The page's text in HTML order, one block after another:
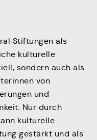
Stiftungen als
kulturelle
sondern auch als
von
und
Nur durch
kulturelle
gestärkt und als